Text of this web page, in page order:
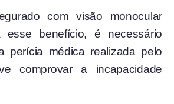
com visão monocular
esse benefício, é necessário
perícia médica realizada pelo
comprovar a incapacidade